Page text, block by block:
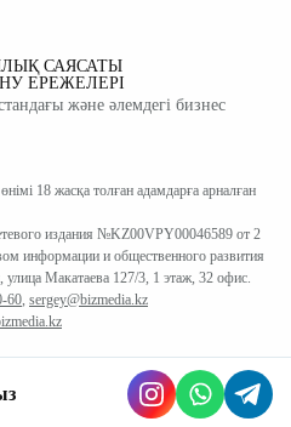
САЯСАТЫ
ЕРЕЖЕЛЕРІ
және әлемдегі бизнес
18 жасқа толған адамдарға арналған
издания №KZ00VPY00046589 от 2
информации и общественного развития
Макатаева 127/3, 1 этаж, 32 офис.
60, sergey@bizmedia.kz